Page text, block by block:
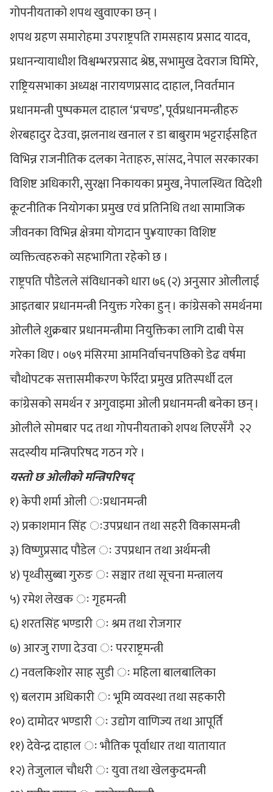
गोपनीयताको शपथ खुवाएका छन् ।
शपथ ग्रहण समारोहमा उपराष्ट्रपति रामसहाय प्रसाद यादव,
प्रधानन्यायाधीश विश्वम्भरप्रसाद श्रेष्ठ, सभामुख देवराज घिमिरे,
राष्ट्रियसभाका अध्यक्ष नारायणप्रसाद दाहाल, निवर्तमान
प्रधानमन्त्री पुष्पकमल दाहाल ‘प्रचण्ड’, पूर्वप्रधानमन्त्रीहरु
शेरबहादुर देउवा, झलनाथ खनाल र डा बाबुराम भट्टराईसहित
विभिन्न राजनीतिक दलका नेताहरु, सांसद, नेपाल सरकारका
विशिष्ट अधिकारी, सुरक्षा निकायका प्रमुख, नेपालस्थित विदेशी
कूटनीतिक नियोगका प्रमुख एवं प्रतिनिधि तथा सामाजिक
जीवनका विभिन्न क्षेत्रमा योगदान पु¥याएका विशिष्ट
व्यक्तित्वहरुको सहभागिता रहेको छ ।
राष्ट्रपति पौडेलले संविधानको धारा ७६ (२) अनुसार ओलीलाई
आइतबार प्रधानमन्त्री नियुक्त गरेका हुन् । कांग्रेसको समर्थनमा
ओलीले शुक्रबार प्रधानमन्त्रीमा नियुक्तिका लागि दाबी पेस
गरेका थिए । ०७९ मंसिरमा आमनिर्वाचनपछिको डेढ वर्षमा
चौथोपटक सत्तासमीकरण फेरिँदा प्रमुख प्रतिस्पर्धी दल
कांग्रेसको समर्थन र अगुवाइमा ओली प्रधानमन्त्री बनेका छन् ।
ओलीले सोमबार पद तथा गोपनीयताको शपथ लिएसँगै २२
सदस्यीय मन्त्रिपरिषद गठन गरे ।
यस्तो छ ओलीको मन्त्रिपरिषद्
१‍) केपी शर्मा ओली ःप्रधानमन्त्री
२) प्रकाशमान सिंह ःउपप्रधान तथा सहरी विकासमन्त्री
३) विष्णुप्रसाद पौडेल ः उपप्रधान तथा अर्थमन्त्री
४) पृथ्वीसुब्बा गुरुङ ः सञ्चार तथा सूचना मन्त्रालय
५) रमेश लेखक ः गृहमन्त्री
६) शरतसिंह भण्डारी ः श्रम तथा रोजगार
७) आरजु राणा देउवा ः परराष्ट्रमन्त्री
८) नवलकिशोर साह सुडी ः महिला बालबालिका
९) बलराम अधिकारी ः भूमि व्यवस्था तथा सहकारी
१०) दामोदर भण्डारी ः उद्योग वाणिज्य तथा आपूर्ति
११) देवेन्द्र दाहाल ः भौतिक पूर्वाधार तथा यातायात
१२) तेजुलाल चौधरी ः युवा तथा खेलकुदमन्त्री